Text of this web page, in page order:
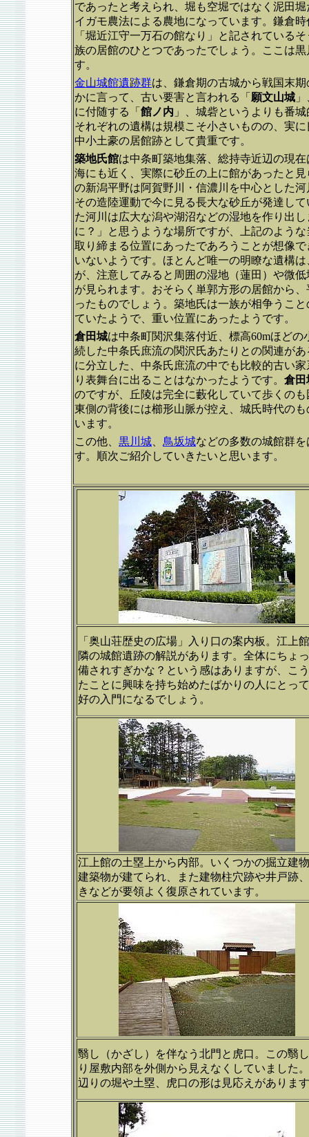
であったと考えられ、堀も空堀ではなく泥田
イガモ農法による農地になっています。鎌倉
「堀近江守一万石の館なり」と記されている
族の居館のひとつであったでしょう。ここは
す。
金山城館遺跡群は、鎌倉期の古城から戦国末
かに言って、古い要害と言われる「 願文山城
に付随する「 館ノ内 」、城砦というよりも番
それぞれの遺構は規模こそ小さいものの、実
中小土豪の居館跡として貴重です。
築地氏館は中条町築地集落、総持寺近辺の現
海にも近く、実際に砂丘の上に館があったと
の新潟平野は阿賀野川・信濃川を中心とした
その造陸運動で今に見る長大な砂丘が発達し
た河川は広大な潟や湖沼などの湿地を作り出
に？」と思うような場所ですが、上記のよう
取り締まる位置にあったであろうことが想像
いないようです。ほとんど唯一の明瞭な遺構
が、注意してみると周囲の湿地（蓮田）や微
が見られます。おそらく単郭方形の居館から
ったものでしょう。築地氏は一族が相争うこ
ていたようで、重い位置にあったようです。
倉田城は中条町関沢集落付近、標高60mほど
続した中条氏庶流の関沢氏あたりとの関連が
に分立した、中条氏庶流の中でも比較的古い
り表舞台に出ることはなかったようです。 倉田
のですが、丘陵は完全に藪化していて歩くの
東側の背後には櫛形山脈が控え、城氏時代の
います。
この他、 黒川城 鳥坂城などの多数の城館群
す。順次ご紹介していきたいと思います。
「奥山荘歴史の広場」入り口の案内板。江上
隣の城館遺跡の解説があります。全体にちょ
備されすぎかな？という感はありますが、こ
たことに興味を持ち始めたばかりの人にとっ
好の入門になるでしょう。
江上館の土塁上から内部。いくつかの掘立建
建築物が建てられ、また建物柱穴跡や井戸跡
きなどが要領よく復原されています。
翳し（かざし）を伴なう北門と虎口。この翳
り屋敷内部を外側から見えなくしていました
辺りの堀や土塁、虎口の形は見応えがありま